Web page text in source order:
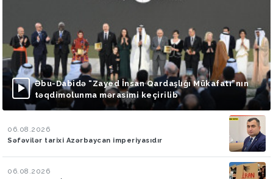
Əbu-Dabidə “Zayed İnsan Qardaşlığı Mükafatı”nın
təqdimolunma mərasimi keçirilib
06.08.2026
Səfəvilər tarixi Azərbaycan imperiyasıdır
06.08.2026